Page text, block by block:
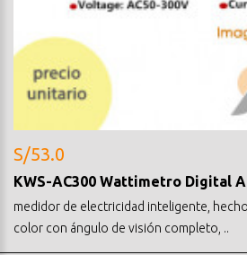
S/53.0
KWS-AC300 Wattimetro Digital
medidor de electricidad inteligente,
color con ángulo de visión completo, ..